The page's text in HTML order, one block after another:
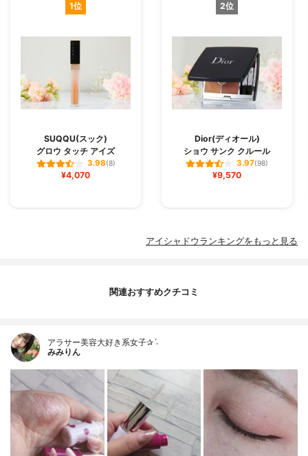
1位
SUQQU(スック)
グロウ タッチ アイズ
3.98(8)
¥4,070
2位
Dior(ディオール)
ショウ サンク クルール
3.97(98)
¥9,570
アイシャドウランキングをもっと見る
関連おすすめクチコミ
アラサー美容大好き系女子✰ˊ˗
みみりん